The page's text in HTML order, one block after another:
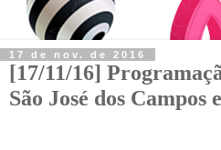
17 de nov. de 2016
[17/11/16]
São José dos Campos